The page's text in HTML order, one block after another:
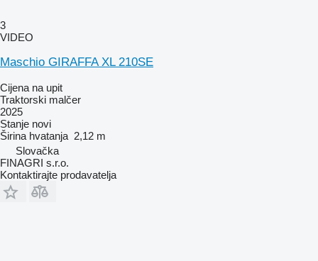
3
VIDEO
Maschio GIRAFFA XL 210SE
Cijena na upit
Traktorski malčer
2025
Stanje novi
Širina hvatanja 2,12 m
Slovačka
FINAGRI s.r.o.
Kontaktirajte prodavatelja